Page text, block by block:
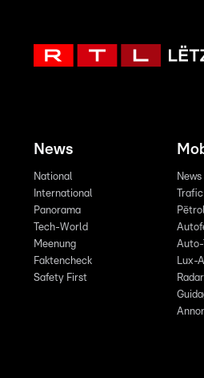
News
National
International
Panorama
Tech-World
Meenung
Faktencheck
Safety First
News
Trafic
Auto-
Lux-